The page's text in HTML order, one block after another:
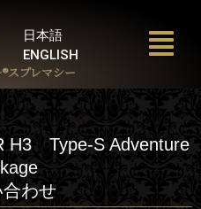
日本語
ENGLISH
スプレマシー
H3 Type-S Adventure
合わせ